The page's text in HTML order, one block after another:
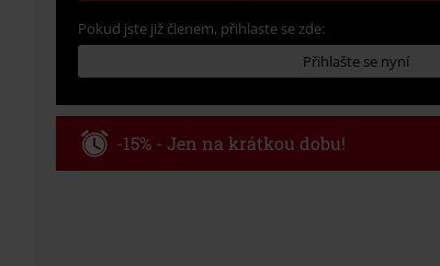
Pokud jste již členem, přihlaste se zde:
Přihlašte se nyní
-15% - Jen na krátkou dobu!